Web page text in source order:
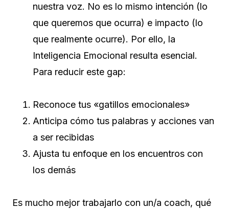
nuestra voz. No es lo mismo intención (lo
que queremos que ocurra) e impacto (lo
que realmente ocurre). Por ello, la
Inteligencia Emocional resulta esencial.
Para reducir este gap:
Reconoce tus «gatillos emocionales»
Anticipa cómo tus palabras y acciones van
a ser recibidas
Ajusta tu enfoque en los encuentros con
los demás
Es mucho mejor trabajarlo con un/a coach, qué